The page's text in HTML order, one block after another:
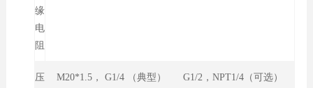
缘
电
阻
压
M20*1.5， G1/4 （典型） G1/2，NPT1/4（可选）